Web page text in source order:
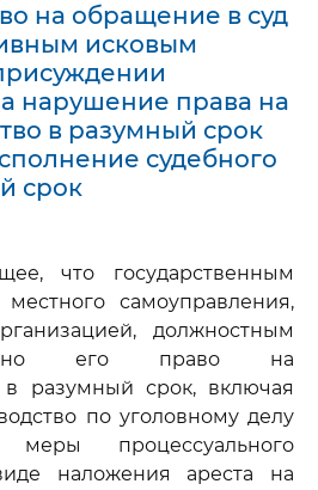
на обращение в суд
исковым
нарушение права на
в разумный срок
судебного
срок
что государственным
самоуправления,
должностным
его право на
в разумный срок, включая
по уголовному делу
процессуального
наложения ареста на